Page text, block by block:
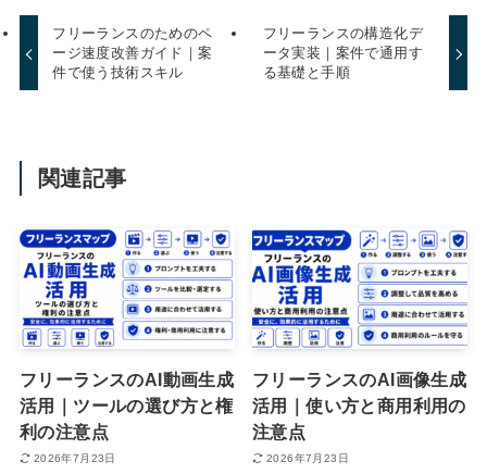
フリーランスのためのペ
ージ速度改善ガイド｜案
件で使う技術スキル
フリーランスの構造化デ
ータ実装｜案件で通用す
る基礎と手順
関連記事
フリーランスのAI動画生成
活用｜ツールの選び方と権
利の注意点
2026年7月23日
フリーランスのAI画像生成
活用｜使い方と商用利用の
注意点
2026年7月23日